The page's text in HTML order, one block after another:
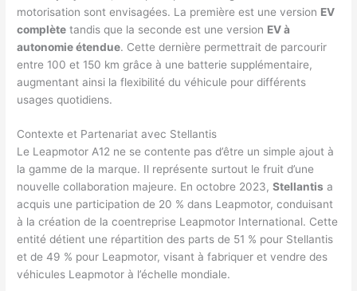
motorisation sont envisagées. La première est une version EV
complète tandis que la seconde est une version EV à
autonomie étendue. Cette dernière permettrait de parcourir
entre 100 et 150 km grâce à une batterie supplémentaire,
augmentant ainsi la flexibilité du véhicule pour différents
usages quotidiens.
Contexte et Partenariat avec Stellantis
Le Leapmotor A12 ne se contente pas d’être un simple ajout à
la gamme de la marque. Il représente surtout le fruit d’une
nouvelle collaboration majeure. En octobre 2023,Stellantis a
acquis une participation de 20 % dans Leapmotor, conduisant
à la création de la coentreprise Leapmotor International. Cette
entité détient une répartition des parts de 51 % pour Stellantis
et de 49 % pour Leapmotor, visant à fabriquer et vendre des
véhicules Leapmotor à l’échelle mondiale.